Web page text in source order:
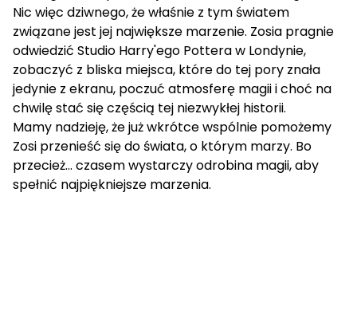
Nic więc dziwnego, że właśnie z tym światem
związane jest jej największe marzenie. Zosia pragnie
odwiedzić Studio Harry'ego Pottera w Londynie,
zobaczyć z bliska miejsca, które do tej pory znała
jedynie z ekranu, poczuć atmosferę magii i choć na
chwilę stać się częścią tej niezwykłej historii.
Mamy nadzieję, że już wkrótce wspólnie pomożemy
Zosi przenieść się do świata, o którym marzy. Bo
przecież... czasem wystarczy odrobina magii, aby
spełnić najpiękniejsze marzenia.